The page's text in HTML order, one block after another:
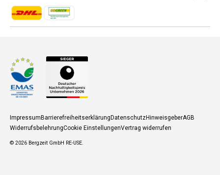
Zahlungsmethoden
Zahlungsmethoden
ImpressumBarrierefreiheitserklärungDatenschutzHinweisgeberAGB
WiderrufsbelehrungCookie EinstellungenVertrag widerrufen
© 2026 Bergzeit GmbH RE-USE.